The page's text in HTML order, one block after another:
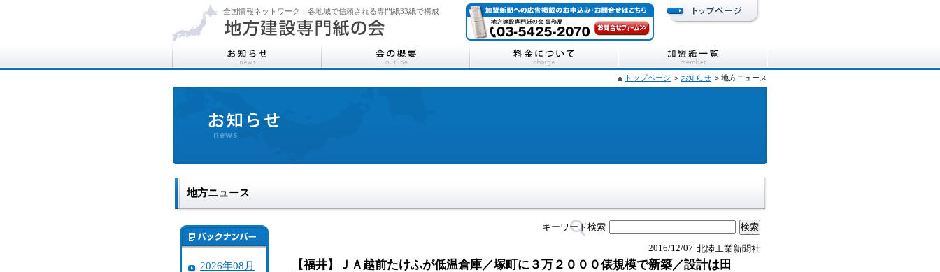
全国情報ネットワーク：各地域で信頼される専門紙33紙で構成
トップページ ＞ お知らせ ＞地方ニュース
地方ニュース
2026年08月
キーワード検索
北陸工業新聞社
2016/12/07
【福井】ＪＡ越前たけふが低温倉庫／塚町に３万２０００俵規模で新築／設計は田